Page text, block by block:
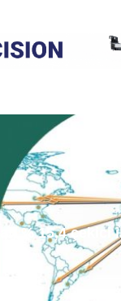
% 15,4 çekici